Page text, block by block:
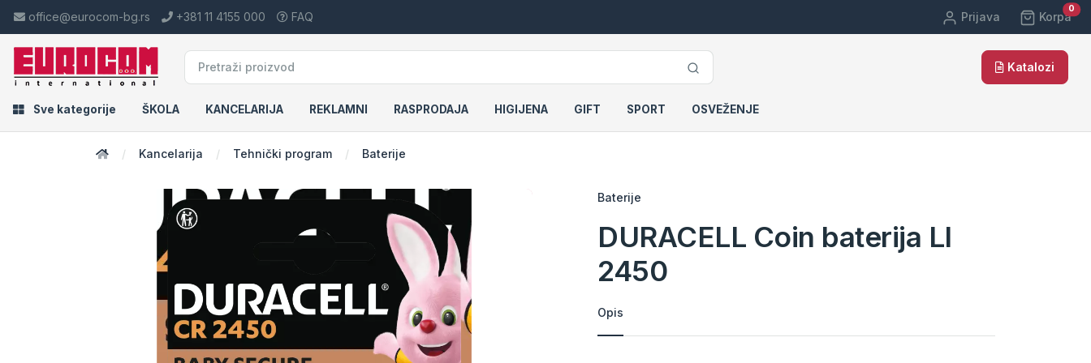
office@eurocom-bg.rs +381 11 4155 000 FAQ Prijava
0 cart
Korpa
Katalozi
Sve kategorije ŠKOLA KANCELARIJA REKLAMNI RASPRODAJA HIGIJENA GIFT SPORT OSVEŽENJE
Kancelarija Tehnički program Baterije
Baterije
DURACELL Coin baterija LI
2450
Opis